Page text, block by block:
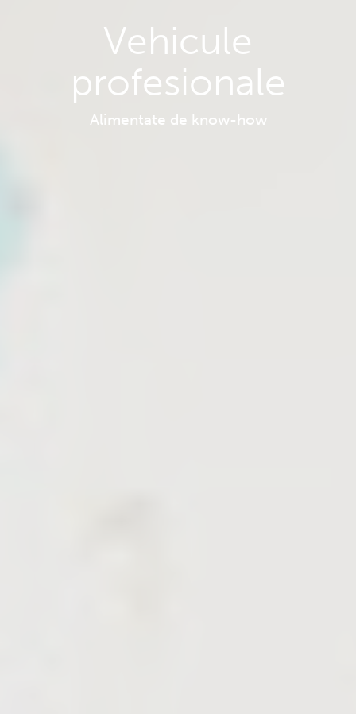
Vehicule
profesionale
Alimentate de know-how